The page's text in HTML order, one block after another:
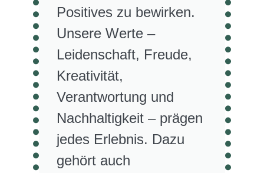
Positives zu bewirken.
Unsere Werte –
Leidenschaft, Freude,
Kreativität,
Verantwortung und
Nachhaltigkeit – prägen
jedes Erlebnis. Dazu
gehört auch